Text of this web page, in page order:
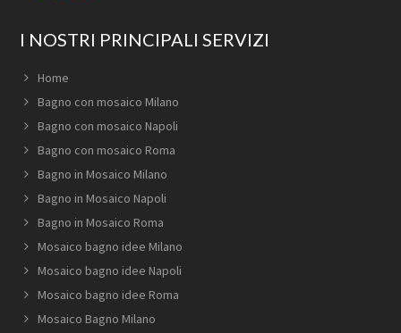
I NOSTRI PRINCIPALI SERVIZI
Home
Bagno con mosaico Milano
Bagno con mosaico Napoli
Bagno con mosaico Roma
Bagno in Mosaico Milano
Bagno in Mosaico Napoli
Bagno in Mosaico Roma
Mosaico bagno idee Milano
Mosaico bagno idee Napoli
Mosaico bagno idee Roma
Mosaico Bagno Milano